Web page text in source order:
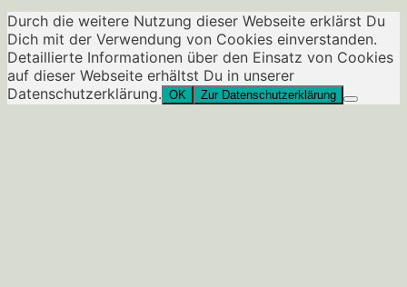
Durch die weitere Nutzung dieser Webseite erklärst Du
Dich mit der Verwendung von Cookies einverstanden.
Detaillierte Informationen über den Einsatz von Cookies
auf dieser Webseite erhältst Du in unserer
Datenschutzerklärung. OK Zur Datenschutzerklärung